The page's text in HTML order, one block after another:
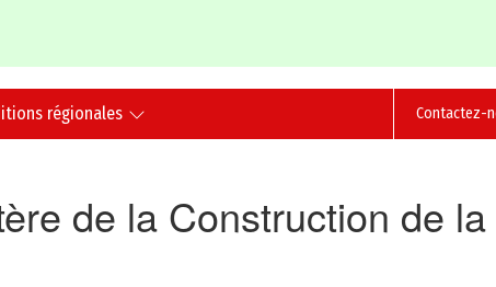
régionales Contactez-
de la Construction de